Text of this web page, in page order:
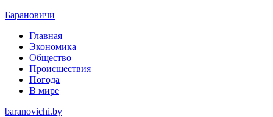
Барановичи
Главная
Экономика
Общество
Происшествия
Погода
В мире
baranovichi.by